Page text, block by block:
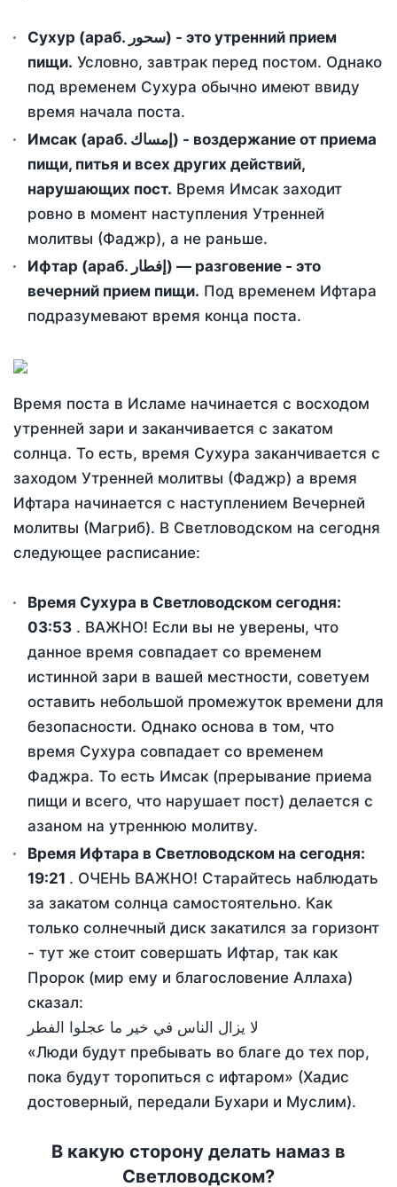
Сухур (араб. سحور) - это утренний прием
пищи. Условно, завтрак перед постом. Однако
под временем Сухура обычно имеют ввиду
время начала поста.
Имсак (араб. إمساك) - воздержание от приема
пищи, питья и всех других действий,
нарушающих пост. Время Имсак заходит
ровно в момент наступления Утренней
молитвы (Фаджр), а не раньше.
Ифтар (араб. إفطار) — разговение - это
вечерний прием пищи. Под временем Ифтара
подразумевают время конца поста.
Время поста в Исламе начинается с восходом
утренней зари и заканчивается с закатом
солнца. То есть, время Сухура заканчивается с
заходом Утренней молитвы (Фаджр) а время
Ифтара начинается с наступлением Вечерней
молитвы (Магриб). В Светловодском на сегодня
следующее расписание:
Время Сухура в Светловодском сегодня:
03:53 . ВАЖНО! Если вы не уверены, что
данное время совпадает со временем
истинной зари в вашей местности, советуем
оставить небольшой промежуток времени для
безопасности. Однако основа в том, что
время Сухура совпадает со временем
Фаджра. То есть Имсак (прерывание приема
пищи и всего, что нарушает пост) делается с
азаном на утреннюю молитву.
Время Ифтара в Светловодском на сегодня:
19:21 . ОЧЕНЬ ВАЖНО! Старайтесь наблюдать
за закатом солнца самостоятельно. Как
только солнечный диск закатился за горизонт
- тут же стоит совершать Ифтар, так как
Пророк (мир ему и благословение Аллаха)
сказал:
لا يزال الناس في خير ما عجلوا الفطر
«Люди будут пребывать во благе до тех пор,
пока будут торопиться с ифтаром» (Хадис
достоверный, передали Бухари и Муслим).
В какую сторону делать намаз в
Светловодском?